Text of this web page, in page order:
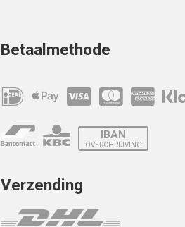
Betaalmethode
IBAN
OVERCHRIJVING
Verzending